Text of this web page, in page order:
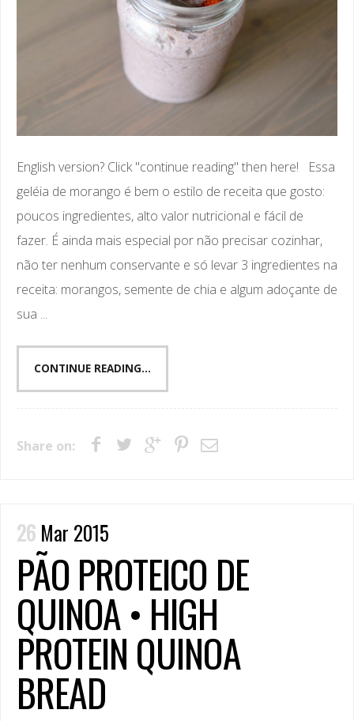
English version? Click "continue reading" then here! Essa
geléia de morango é bem o estilo de receita que gosto:
poucos ingredientes, alto valor nutricional e fácil de
fazer. É ainda mais especial por não precisar cozinhar,
não ter nenhum conservante e só levar 3 ingredientes na
receita: morangos, semente de chia e algum adoçante de
sua ...
CONTINUE READING...
Share on:
26 Mar 2015
PÃO PROTEICO DE
QUINOA • HIGH
PROTEIN QUINOA
BREAD